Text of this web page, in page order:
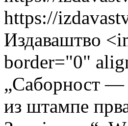
https://
Издаваштво
border="0"
„Саборност —
из штампе